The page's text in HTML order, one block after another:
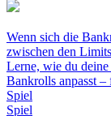
Wenn sich die
zwischen den Limits
Lerne, wie du
Bankrolls anpasst
Spiel
Spiel